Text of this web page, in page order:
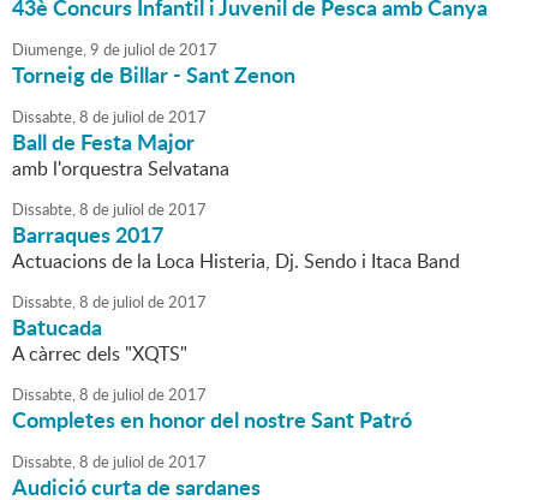
43è Concurs Infantil i Juvenil de Pesca amb Canya
Diumenge,9 de juliol de2017
Torneig de Billar - Sant Zenon
Dissabte,8 de juliol de2017
Ball de Festa Major
amb l'orquestra Selvatana
Dissabte,8 de juliol de2017
Barraques 2017
Actuacions de la Loca Histeria, Dj. Sendo i Itaca Band
Dissabte,8 de juliol de2017
Batucada
A càrrec dels "XQTS"
Dissabte,8 de juliol de2017
Completes en honor del nostre Sant Patró
Dissabte,8 de juliol de2017
Audició curta de sardanes